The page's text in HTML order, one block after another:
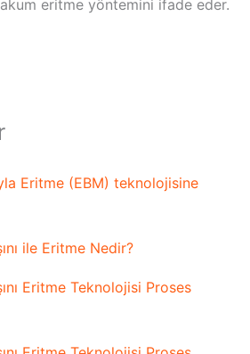
eritme yöntemini ifade eder.
Eritme (EBM) teknolojisine
ile Eritme Nedir?
Eritme Teknolojisi Proses